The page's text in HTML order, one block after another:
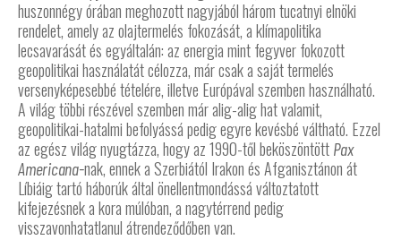
huszonnégy órában meghozott nagyjából három tucatnyi elnöki
rendelet, amely az olajtermelés fokozását, a klímapolitika
lecsavarását és egyáltalán: az energia mint fegyver fokozott
geopolitikai használatát célozza, már csak a saját termelés
versenyképesebbé tételére, illetve Európával szemben használható.
A világ többi részével szemben már alig-alig hat valamit,
geopolitikai-hatalmi befolyássá pedig egyre kevésbé váltható. Ezzel
az egész világ nyugtázza, hogy az 1990-től beköszöntött Pax
Americana-nak, ennek a Szerbiától Irakon és Afganisztánon át
Líbiáig tartó háborúk által önellentmondássá változtatott
kifejezésnek a kora múlóban, a nagytérrend pedig
visszavonhatatlanul átrendeződőben van.